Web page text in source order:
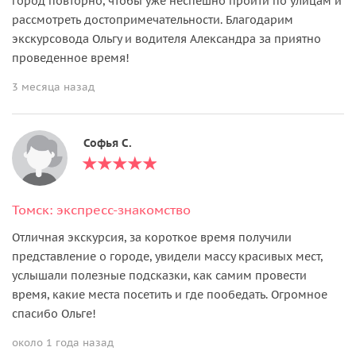
рассмотреть достопримечательности. Благодарим
экскурсовода Ольгу и водителя Александра за приятно
проведенное время!
3 месяца назад
Софья С.
Томск: экспресс-знакомство
Отличная экскурсия, за короткое время получили
представление о городе, увидели массу красивых мест,
услышали полезные подсказки, как самим провести
время, какие места посетить и где пообедать. Огромное
спасибо Ольге!
около 1 года назад